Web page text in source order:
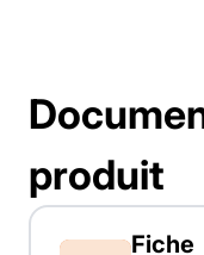
produit
Fiche